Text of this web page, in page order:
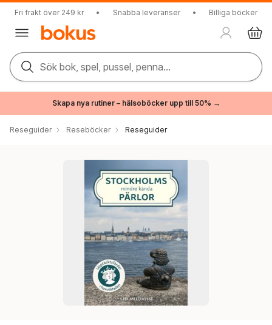
Fri frakt över 249 kr • Snabba leveranser • Billiga böcker
Sök bok, spel, pussel, penna...
Skapa nya rutiner – hälsoböcker upp till 50% →
Reseguider Reseböcker Reseguider